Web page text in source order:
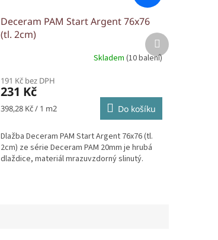
Deceram PAM Start Argent 76x76
(tl. 2cm)
Skladem (10 balení)
191 Kč bez DPH
231 Kč
Měrná
398,28 Kč / 1 m2 Do košíku
Dlažba Deceram PAM Start Argent 76x76 (tl.
2cm) ze série Deceram PAM 20mm je hrubá
dlaždice, materiál mrazuvzdorný slinutý.
Další
produkt